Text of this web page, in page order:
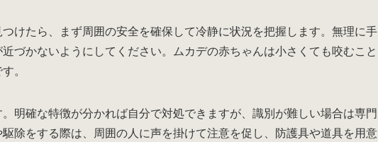
けたら、まず周囲の安全を確保して冷静に状況を把握します。無理に手
づかないようにしてください。ムカデの赤ちゃんは小さくても咬むこと
。
明確な特徴が分かれば自分で対処できますが、識別が難しい場合は専門
除をする際は、周囲の人に声を掛けて注意を促し、防護具や道具を用意